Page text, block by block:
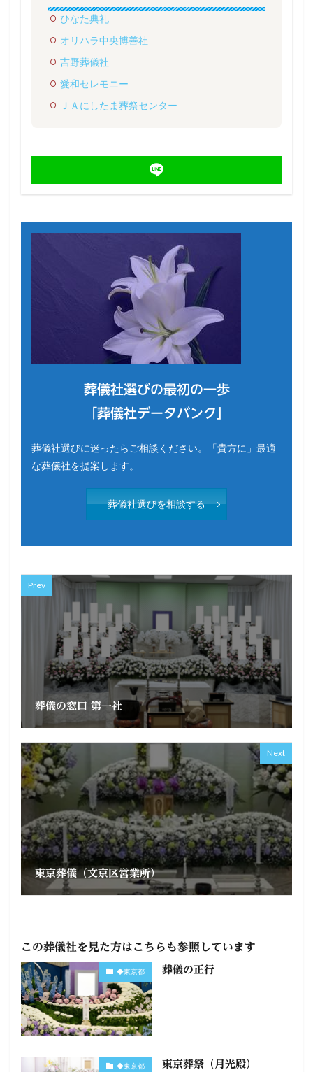
ひなた典礼
オリハラ中央博善社
吉野葬儀社
愛和セレモニー
ＪＡにしたま葬祭センター
葬儀社選びの最初の一歩
「葬儀社データバンク」
葬儀社選びに迷ったらご相談ください。「貴方に」最適
な葬儀社を提案します。
葬儀社選びを相談する
Prev
葬儀の窓口 第一社
Next
東京葬儀（文京区営業所）
この葬儀社を見た方はこちらも参照しています
◆東京都 葬儀の正行
◆東京都 東京葬祭（月光殿）